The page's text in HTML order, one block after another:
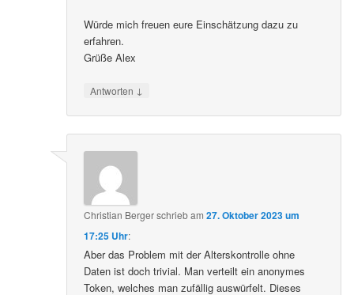
Würde mich freuen eure Einschätzung dazu zu
erfahren.
Grüße Alex
Antworten ↓
Christian Bergerschriebam27. Oktober 2023 um
17:25 Uhr:
Aber das Problem mit der Alterskontrolle ohne
Daten ist doch trivial. Man verteilt ein anonymes
Token, welches man zufällig auswürfelt. Dieses